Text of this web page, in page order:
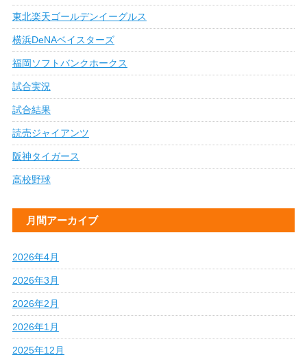
東北楽天ゴールデンイーグルス
横浜DeNAベイスターズ
福岡ソフトバンクホークス
試合実況
試合結果
読売ジャイアンツ
阪神タイガース
高校野球
月間アーカイブ
2026年4月
2026年3月
2026年2月
2026年1月
2025年12月